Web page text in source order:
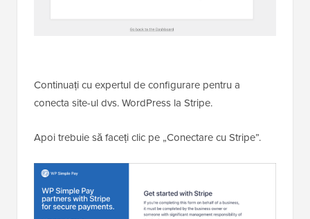
Continuați cu expertul de configurare pentru a
conecta site-ul dvs. WordPress la Stripe.
Apoi trebuie să faceți clic pe „Conectare cu Stripe”.